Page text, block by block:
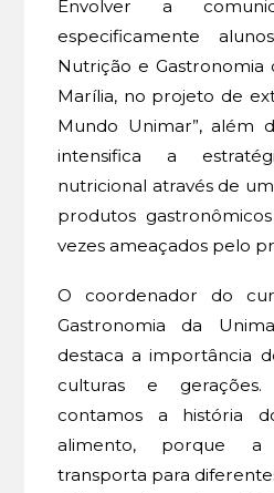
Envolver a
especificamente
Nutrição e Gastronomia
Marília, no projeto de
Mundo Unimar”, além
intensifica a
nutricional através de
produtos
vezes ameaçados pelo
O coordenador do
Gastronomia da
destaca a importância
culturas e gerações.
contamos a história
alimento, porque a
transporta para